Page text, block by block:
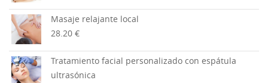
Masaje relajante local
28.20 €
Tratamiento facial personalizado con espátula
ultrasónica